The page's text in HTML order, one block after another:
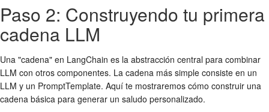
Paso 2: Construyendo tu primera
cadena LLM
Una "cadena" en LangChain es la abstracción central para combinar
LLM con otros componentes. La cadena más simple consiste en un
LLM y un PromptTemplate. Aquí te mostraremos cómo construir una
cadena básica para generar un saludo personalizado.